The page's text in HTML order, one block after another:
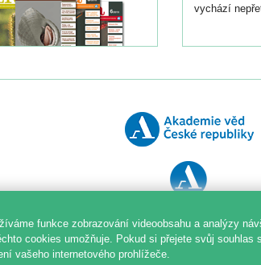
vychází
funkce zobrazování videoobsahu a analýzy
cookies umožňuje. Pokud si přejete svůj
vašeho internetového prohlížeče.